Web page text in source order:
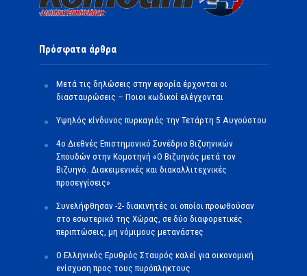
Πρόσφατα άρθρα
Μετά τις δηλώσεις στην εφορία έρχονται οι
διασταυρώσεις – Ποιοι κωδικοί ελέγχονται
Υψηλός κίνδυνος πυρκαγιάς την Τετάρτη 5 Αυγούστου
4ο Διεθνές Επιστημονικό Συνέδριο Βιζυηνικών
Σπουδών στην Κομοτηνή «Ο Βιζυηνός μετά τον
Βιζυηνό. Διακειμενικές και διακαλλιτεχνικές
προσεγγίσεις»
Συνελήφθησαν -2- διακινητές οι οποίοι προωθούσαν
στο εσωτερικό της Χώρας, σε δύο διαφορετικές
περιπτώσεις, μη νόμιμους μετανάστες
O Ελληνικός Ερυθρός Σταυρός καλεί για οικονομική
ενίσχυση προς τους πυρόπληκτους